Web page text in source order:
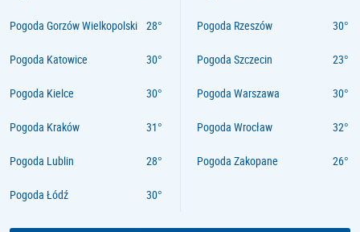
Pogoda Gorzów Wielkopolski
Pogoda Katowice
Pogoda Kielce
Pogoda Kraków
Pogoda Lublin
Pogoda Łódź
Pogoda Rzeszów
Pogoda Szczecin
Pogoda Warszawa
Pogoda Wrocław
Pogoda Zakopane